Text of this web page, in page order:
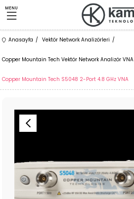
MENU
Anasayfa Vektör Network Analizörleri
Copper Mountain Tech Vektör Network Analizör VNA
Copper Mountain Tech S5048 2-Port 4.8 GHz VNA